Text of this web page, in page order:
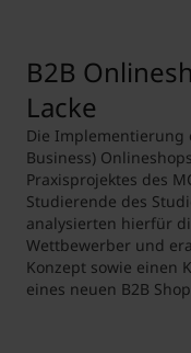
B2B
Lacke
Die Implementierung
Business)
Praxisprojektes des
Studierende des
analysierten hierfür
Wettbewerber und
Konzept sowie einen
eines neuen B2B